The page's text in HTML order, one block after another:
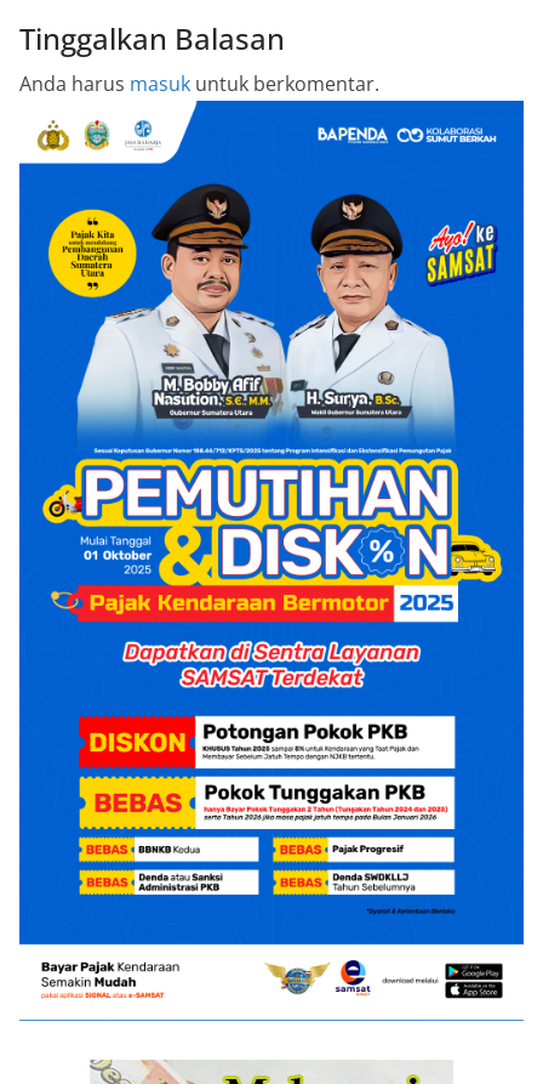
Tinggalkan Balasan
Anda harus masuk untuk berkomentar.